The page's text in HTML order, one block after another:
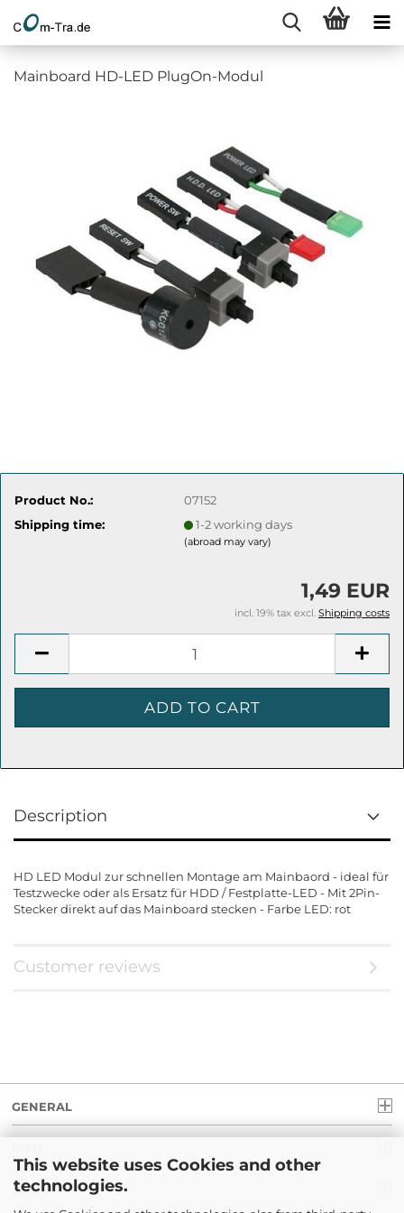
This website uses Cookies and other
technologies.
Mainboard HD-LED PlugOn-Modul
Product No.:
07152
Shipping time:
1-2 working days
(abroad may vary)
1,49 EUR
incl. 19% tax excl. Shipping costs
Description
HD LED Modul zur schnellen Montage am Mainbaord - ideal für
Testzwecke oder als Ersatz für HDD / Festplatte-LED - Mit 2Pin-
Stecker direkt auf das Mainboard stecken - Farbe LED: rot
Customer reviews
GENERAL
LEGAL